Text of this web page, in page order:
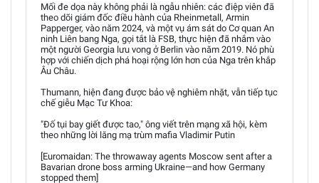
Mối đe dọa này không phải là ngẫu nhiên: các điệp viên đã
theo dõi giám đốc điều hành của Rheinmetall, Armin
Papperger, vào năm 2024, và một vụ ám sát do Cơ quan An
ninh Liên bang Nga, gọi tắt là FSB, thực hiện đã nhắm vào
một người Georgia lưu vong ở Berlin vào năm 2019. Nó phù
hợp với chiến dịch phá hoại rộng lớn hơn của Nga trên khắp
Âu Châu.
Thumann, hiện đang được bảo vệ nghiêm nhặt, vẫn tiếp tục
chế giễu Mạc Tư Khoa:
"Đố tụi bay giết được tao," ông viết trên mạng xã hội, kèm
theo những lời lăng mạ trùm mafia Vladimir Putin
[Euromaidan: The throwaway agents Moscow sent after a
Bavarian drone boss arming Ukraine—and how Germany
stopped them]